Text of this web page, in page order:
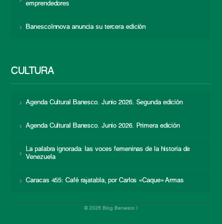
emprendedores
BanescoInnova anuncia su tercera edición
CULTURA
Agenda Cultural Banesco. Junio 2026. Segunda edición
Agenda Cultural Banesco. Junio 2026. Primera edición
La palabra ignorada: las voces femeninas de la historia de
Venezuela
Caracas 455: Café rajatabla, por Carlos «Caque» Armas
© 2026 Blog Banesco |